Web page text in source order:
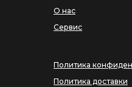
О нас
Сервис
Политика
Политика доставки